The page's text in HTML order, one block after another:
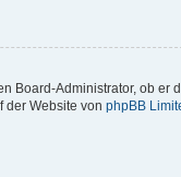
Board-Administrator, ob er
der Website von phpBB